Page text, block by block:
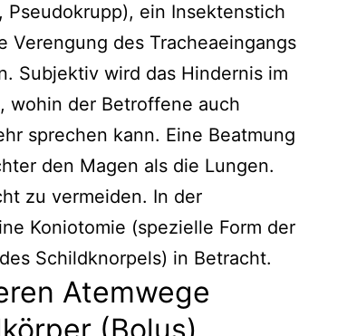
Pseudokrupp), ein Insektenstich
Verengung des Tracheaeingangs
Subjektiv wird das Hindernis im
wohin der Betroffene auch
sprechen kann. Eine Beatmung
den Magen als die Lungen.
zu vermeiden. In der
Koniotomie (spezielle Form der
Schildknorpels) in Betracht.
Atemwege